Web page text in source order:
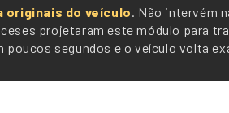
originais do veículo. Não intervém
projetaram este módulo para
segundos e o veículo volta